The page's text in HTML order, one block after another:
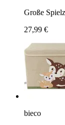
Große
27,99 €
bieco